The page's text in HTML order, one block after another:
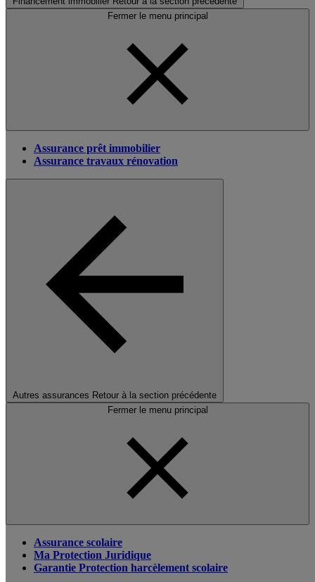
Fermer le menu principal
Assurance prêt immobilier
Assurance travaux rénovation
Autres assurances Retour à la section précédente
Fermer le menu principal
Assurance scolaire
Ma Protection Juridique
Garantie Protection harcèlement scolaire